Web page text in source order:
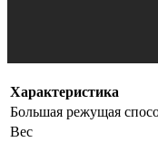
Характеристика
Большая режущая
Вес